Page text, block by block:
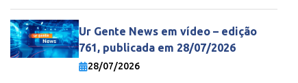
Ur Gente News em vídeo – edição
761, publicada em 28/07/2026
28/07/2026